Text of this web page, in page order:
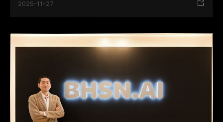
2025-11-27